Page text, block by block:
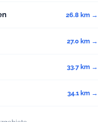
26.8 km →
27.0 km →
33.7 km →
34.1 km →